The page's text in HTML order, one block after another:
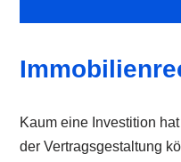
Kaum eine Investition
der Vertragsgestaltung